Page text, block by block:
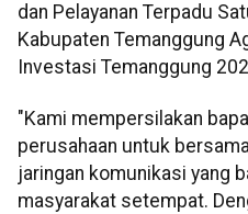
dan Pelayanan Terpadu
Kabupaten Temanggung
Investasi Temanggung
"Kami mempersilakan
perusahaan untuk
jaringan komunikasi yang
masyarakat setempat.